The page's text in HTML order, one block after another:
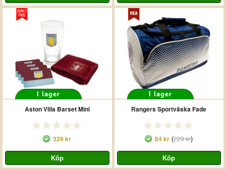
I lager
Aston Villa Barset Mini
329 kr
I lager
Rangers Sportväska Fade
84 kr (229 kr)